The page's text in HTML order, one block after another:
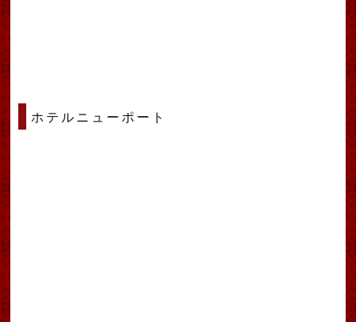
ホテルニューポート